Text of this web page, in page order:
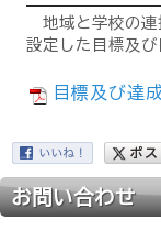
地域と学校の連
設定した目標及び
目標及び達
お問い合わせ